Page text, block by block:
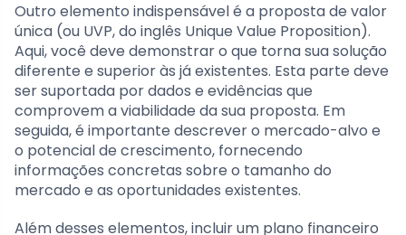
Outro elemento indispensável é a proposta de valor
única (ou UVP, do inglês Unique Value Proposition).
Aqui, você deve demonstrar o que torna sua solução
diferente e superior às já existentes. Esta parte deve
ser suportada por dados e evidências que
comprovem a viabilidade da sua proposta. Em
seguida, é importante descrever o mercado-alvo e
o potencial de crescimento, fornecendo
informações concretas sobre o tamanho do
mercado e as oportunidades existentes.
Além desses elementos, incluir um plano financeiro